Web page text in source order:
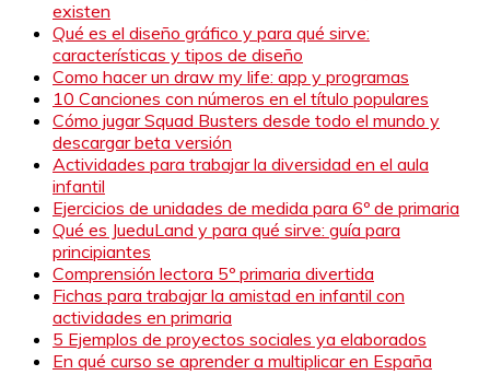
existen
Qué es el diseño gráfico y para qué sirve:
características y tipos de diseño
Como hacer un draw my life: app y programas
10 Canciones con números en el título populares
Cómo jugar Squad Busters desde todo el mundo y
descargar beta versión
Actividades para trabajar la diversidad en el aula
infantil
Ejercicios de unidades de medida para 6º de primaria
Qué es JueduLand y para qué sirve: guía para
principiantes
Comprensión lectora 5º primaria divertida
Fichas para trabajar la amistad en infantil con
actividades en primaria
5 Ejemplos de proyectos sociales ya elaborados
En qué curso se aprender a multiplicar en España